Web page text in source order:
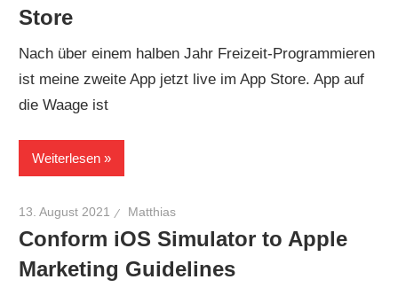
Store
Nach über einem halben Jahr Freizeit-Programmieren
ist meine zweite App jetzt live im App Store. App auf
die Waage ist
Weiterlesen
13. August 2021 Matthias
Conform iOS Simulator to Apple
Marketing Guidelines